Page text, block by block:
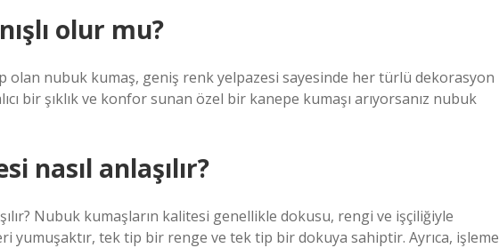
olur mu?
olan nubuk kumaş, geniş renk yelpazesi sayesinde her türlü dekorasyon
bir şıklık ve konfor sunan özel bir kanepe kumaşı arıyorsanız nubuk
nasıl anlaşılır?
Nubuk kumaşların kalitesi genellikle dokusu, rengi ve işçiliğiyle
yumuşaktır, tek tip bir renge ve tek tip bir dokuya sahiptir. Ayrıca, işleme